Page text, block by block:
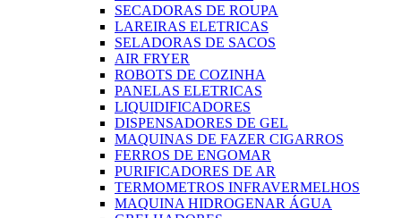
SECADORAS DE ROUPA
LAREIRAS ELETRICAS
SELADORAS DE SACOS
AIR FRYER
ROBOTS DE COZINHA
PANELAS ELETRICAS
LIQUIDIFICADORES
DISPENSADORES DE GEL
MAQUINAS DE FAZER CIGARROS
FERROS DE ENGOMAR
PURIFICADORES DE AR
TERMOMETROS INFRAVERMELHOS
MAQUINA HIDROGENAR ÁGUA